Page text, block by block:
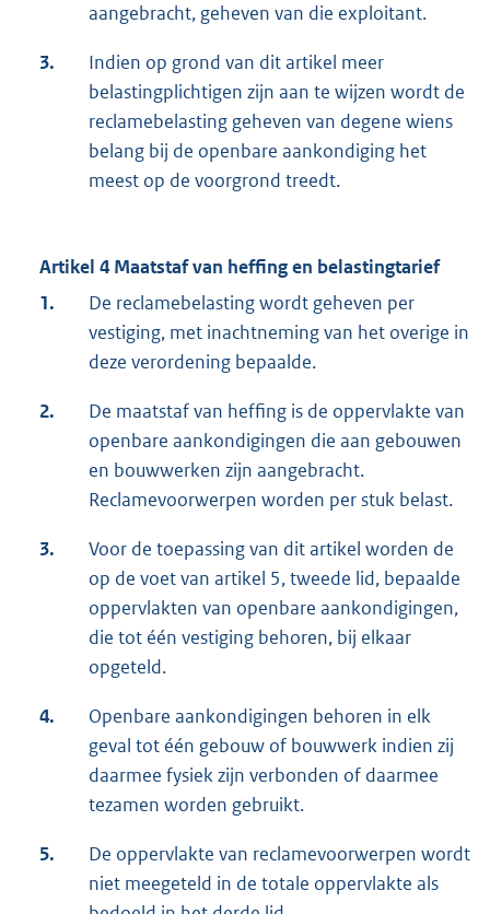
aangebracht, geheven van die exploitant.
3.
Indien op grond van dit artikel meer
belastingplichtigen zijn aan te wijzen wordt de
reclamebelasting geheven van degene wiens
belang bij de openbare aankondiging het
meest op de voorgrond treedt.
Artikel 4 Maatstaf van heffing en belastingtarief
1.
De reclamebelasting wordt geheven per
vestiging, met inachtneming van het overige in
deze verordening bepaalde.
2.
De maatstaf van heffing is de oppervlakte van
openbare aankondigingen die aan gebouwen
en bouwwerken zijn aangebracht.
Reclamevoorwerpen worden per stuk belast.
3.
Voor de toepassing van dit artikel worden de
op de voet van artikel 5, tweede lid, bepaalde
oppervlakten van openbare aankondigingen,
die tot één vestiging behoren, bij elkaar
opgeteld.
4.
Openbare aankondigingen behoren in elk
geval tot één gebouw of bouwwerk indien zij
daarmee fysiek zijn verbonden of daarmee
tezamen worden gebruikt.
5.
De oppervlakte van reclamevoorwerpen wordt
niet meegeteld in de totale oppervlakte als